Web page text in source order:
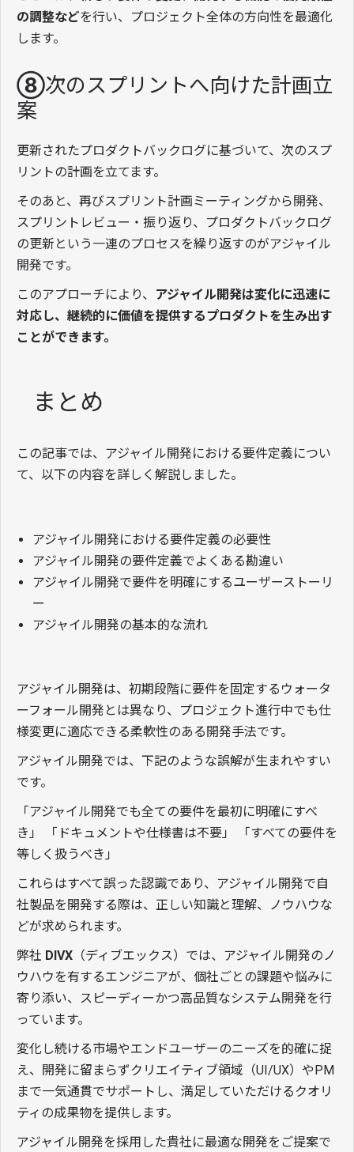
の調整などを行い、プロジェクト全体の方向性を最適化
します。
⑧次のスプリントへ向けた計画立
案
更新されたプロダクトバックログに基づいて、次のスプ
リントの計画を立てます。
そのあと、再びスプリント計画ミーティングから開発、
スプリントレビュー・振り返り、プロダクトバックログ
の更新という一連のプロセスを繰り返すのがアジャイル
開発です。
このアプローチにより、
アジャイル開発は変化に迅速に
対応し、継続的に価値を提供するプロダクトを生み出す
ことができます。
まとめ
この記事では、アジャイル開発における要件定義につい
て、以下の内容を詳しく解説しました。
アジャイル開発における要件定義の必要性
アジャイル開発の要件定義でよくある勘違い
アジャイル開発で要件を明確にするユーザーストーリ
ー
アジャイル開発の基本的な流れ
アジャイル開発は、初期段階に要件を固定するウォータ
ーフォール開発とは異なり、プロジェクト進行中でも仕
様変更に適応できる柔軟性のある開発手法です。
アジャイル開発では、下記のような誤解が生まれやすい
です。
「アジャイル開発でも全ての要件を最初に明確にすべ
き」 「ドキュメントや仕様書は不要」 「すべての要件を
等しく扱うべき」
これらはすべて誤った認識であり、アジャイル開発で自
社製品を開発する際は、正しい知識と理解、ノウハウな
どが求められます。
弊社 DIVX （ディブエックス）では、アジャイル開発のノ
ウハウを有するエンジニアが、個社ごとの課題や悩みに
寄り添い、スピーディーかつ高品質なシステム開発を行
っています。
変化し続ける市場やエンドユーザーのニーズを的確に捉
え、開発に留まらずクリエイティブ領域（UI/UX）やPM
まで一気通貫でサポートし、満足していただけるクオリ
ティの成果物を提供します。
アジャイル開発を採用した貴社に最適な開発をご提案で